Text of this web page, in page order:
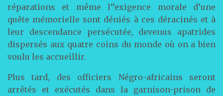
réparations et même l‘’exigence morale d’une
quête mémorielle sont déniés à ces déracinés et à
leur descendance persécutée, devenus apatrides
dispersés aux quatre coins du monde où on a bien
voulu les accueillir.
Plus tard, des officiers Négro-africains seront
arrêtés et exécutés dans la garnison-prison de